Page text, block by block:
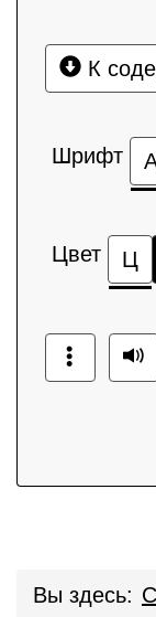
К
Шрифт
Цвет Ц
Вы здесь: